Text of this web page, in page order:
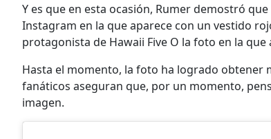
Y es que en esta ocasión, Rumer demostró
Instagram en la que aparece con un vestido
protagonista de Hawaii Five O la foto en la
Hasta el momento, la foto ha logrado obtener
fanáticos aseguran que, por un momento,
imagen.